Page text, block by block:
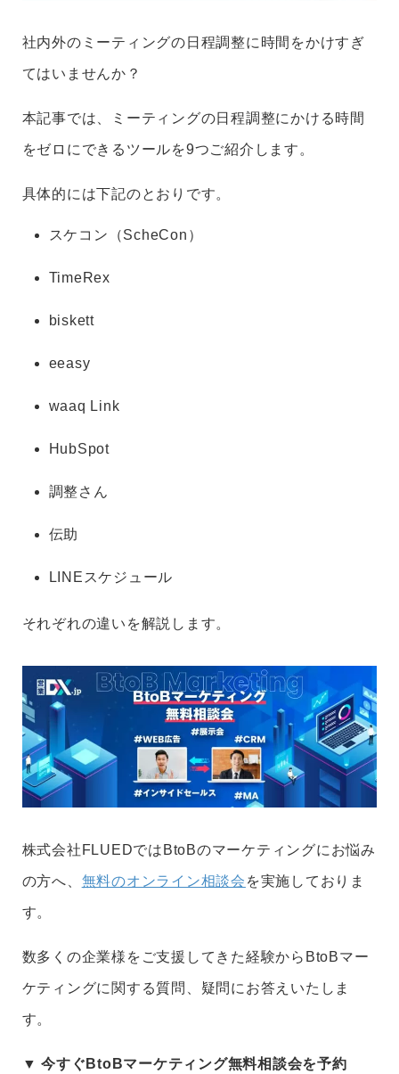
社内外のミーティングの日程調整に時間をかけすぎ
てはいませんか？
本記事では、ミーティングの日程調整にかける時間
をゼロにできるツールを9つご紹介します。
具体的には下記のとおりです。
スケコン（ScheCon）
TimeRex
biskett
eeasy
waaq Link
HubSpot
調整さん
伝助
LINEスケジュール
それぞれの違いを解説します。
株式会社FLUEDではBtoBのマーケティングにお悩み
の方へ、 無料のオンライン相談会 を実施しておりま
す。
数多くの企業様をご支援してきた経験からBtoBマー
ケティングに関する質問、疑問にお答えいたしま
す。
▼ 今すぐBtoBマーケティング無料相談会を予約